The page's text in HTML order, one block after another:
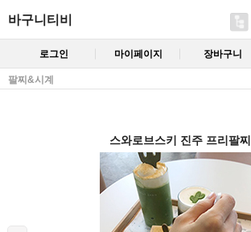
바구니티비
로그인 마이페이지 장바구니
팔찌&시계
스와로브스키 진주 프리팔찌